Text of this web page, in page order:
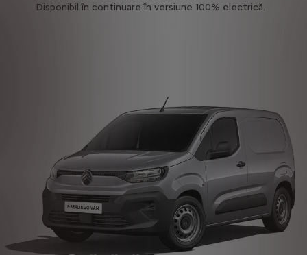
Disponibil în continuare în versiune 100% electrică.